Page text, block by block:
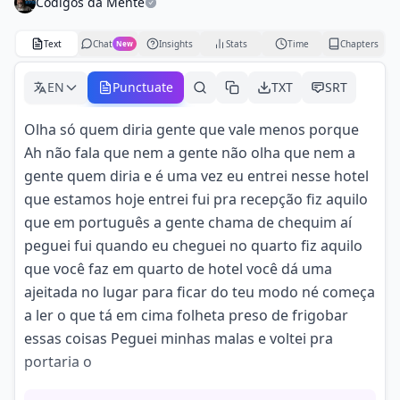
Text Chat New Insights Stats Time Chapters
EN Punctuate TXT SRT
Olha só quem diria gente que vale menos porque
Ah não fala que nem a gente não olha que nem a
gente quem diria e é uma vez eu entrei nesse hotel
que estamos hoje entrei fui pra recepção fiz aquilo
que em português a gente chama de chequim aí
peguei fui quando eu cheguei no quarto fiz aquilo
que você faz em quarto de hotel você dá uma
ajeitada no lugar para ficar do teu modo né começa
a ler o que tá em cima folheta preso de frigobar
essas coisas Peguei minhas malas e voltei pra
portaria o